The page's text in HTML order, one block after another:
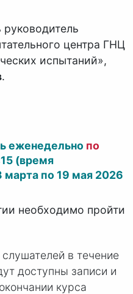
руководитель
центра ГНЦ
испытаний»,
.
еженедельно по
(время
марта по 19 мая 2026
необходимо пройти
в течение
доступны записи и
курса